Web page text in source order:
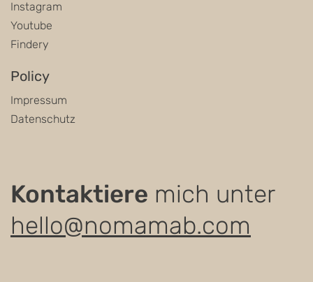
Kontaktiere mich unter
hello@nomamab.com
Instagram
Youtube
Findery
Policy
Impressum
Datenschutz